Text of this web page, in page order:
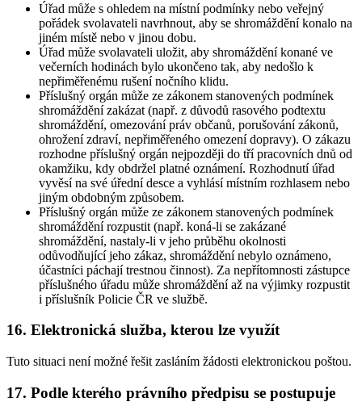
Úřad může s ohledem na místní podmínky nebo veřejný
pořádek svolavateli navrhnout, aby se shromáždění konalo na
jiném místě nebo v jinou dobu.
Úřad může svolavateli uložit, aby shromáždění konané ve
večerních hodinách bylo ukončeno tak, aby nedošlo k
nepřiměřenému rušení nočního klidu.
Příslušný orgán může ze zákonem stanovených podmínek
shromáždění zakázat (např. z důvodů rasového podtextu
shromáždění, omezování práv občanů, porušování zákonů,
ohrožení zdraví, nepřiměřeného omezení dopravy). O zákazu
rozhodne příslušný orgán nejpozději do tří pracovních dnů od
okamžiku, kdy obdržel platné oznámení. Rozhodnutí úřad
vyvěsí na své úřední desce a vyhlásí místním rozhlasem nebo
jiným obdobným způsobem.
Příslušný orgán může ze zákonem stanovených podmínek
shromáždění rozpustit (např. koná-li se zakázané
shromáždění, nastaly-li v jeho průběhu okolnosti
odůvodňující jeho zákaz, shromáždění nebylo oznámeno,
účastníci páchají trestnou činnost). Za nepřítomnosti zástupce
příslušného úřadu může shromáždění až na výjimky rozpustit
i příslušník Policie ČR ve službě.
16. Elektronická služba, kterou lze využít
Tuto situaci není možné řešit zasláním žádosti elektronickou poštou.
17. Podle kterého právního předpisu se postupuje